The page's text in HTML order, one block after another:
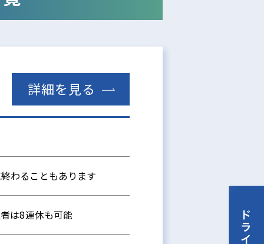
詳細を見る
わることもあります
は8連休も可能